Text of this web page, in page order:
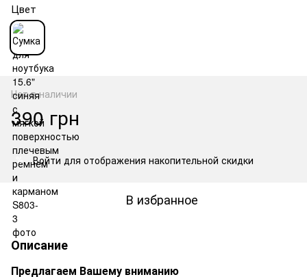
Цвет
Нет в наличии
390 грн
% Войти для отображения накопительной скидки
В избранное
Описание
Предлагаем Вашему вниманию